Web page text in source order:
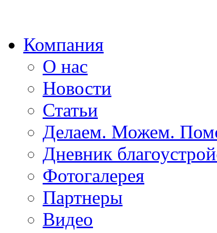
Компания
О нас
Новости
Статьи
Делаем. Можем.
Дневник
Фотогалерея
Партнеры
Видео